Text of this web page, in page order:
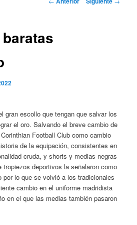
gran escollo que tengan que salvar los
el oro. Salvando el breve cambio de
Football Club como cambio
de la equipación, consistentes en
cruda, y shorts y medias negras
tropiezos deportivos la señalaron como
por lo que se volvió a los tradicionales
cambio en el uniforme madridista
en el que las medias también pasaron